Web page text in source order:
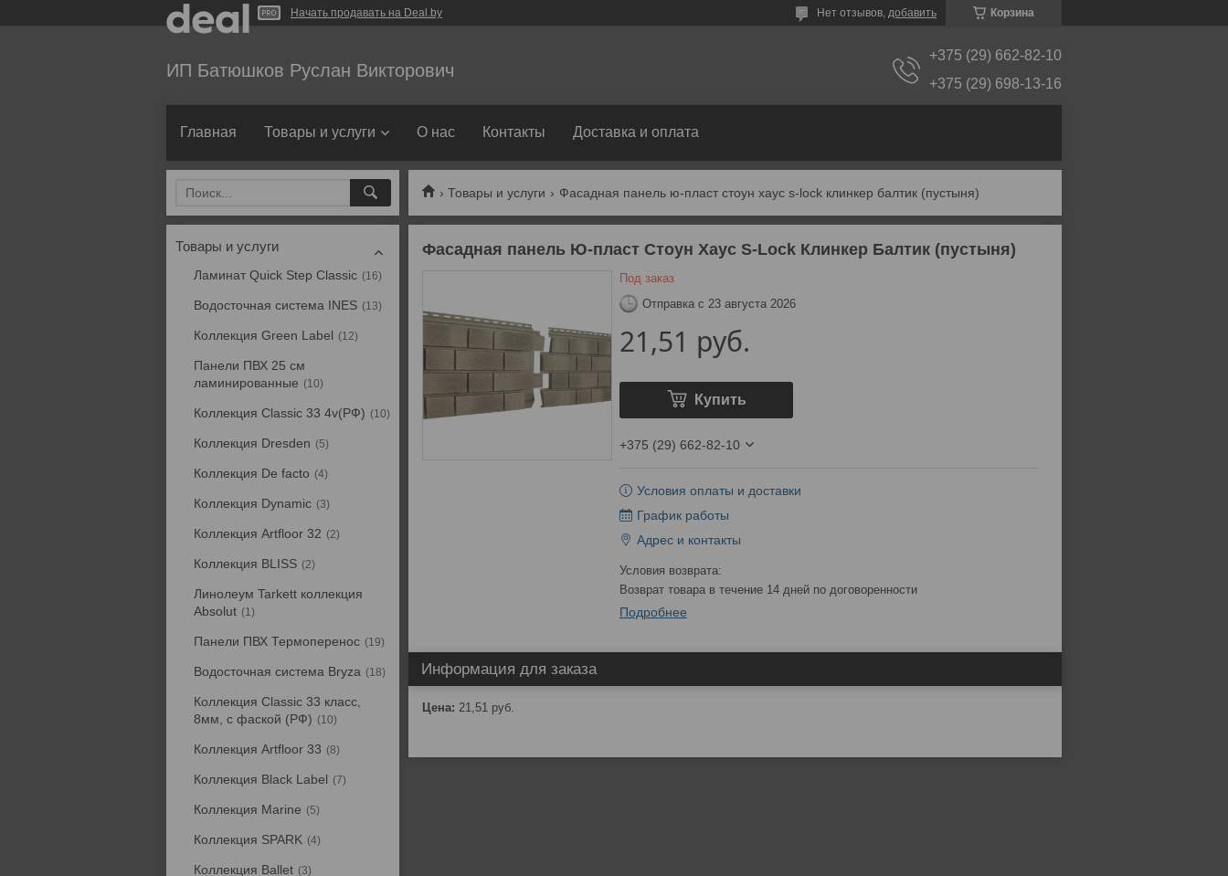
Начать продавать на Deal.by Корзина
Нет отзывов, добавить
ИП Батюшков Руслан Викторович
+375 (29) 662-82-10
+375 (29) 698-13-16
Главная Товары и услуги О нас Контакты Доставка и оплата
Товары и услуги Фасадная панель ю-пласт стоун хаус s-lock клинкер балтик (пустыня)
Фасадная панель Ю-пласт Стоун Хаус S-Lock Клинкер Балтик (пустыня)
Под заказ
Отправка с 23 августа 2026
21,51 руб.
Купить
+375 (29) 662-82-10
Условия оплаты и доставки
График работы
Адрес и контакты
возврат товара в течение 14 дней по договоренности
Подробнее
Информация для заказа
Цена: 21,51 руб.
Товары и услуги
Ламинат Quick Step Classic 16
Водосточная система INES 13
Коллекция Green Label 12
Панели ПВХ 25 см
ламинированные
10
Коллекция Classic 33 4v(РФ) 10
Коллекция Dresden 5
Коллекция De facto 4
Коллекция Dynamic 3
Коллекция Artfloor 32 2
Коллекция BLISS 2
Линолеум Tarkett коллекция
Absolut
1
Панели ПВХ Термоперенос 19
Водосточная система Bryza 18
Коллекция Classic 33 класс,
8мм, с фаской (РФ)
10
Коллекция Artfloor 33 8
Коллекция Black Label 7
Коллекция Marine 5
Коллекция SPARK 4
Коллекция Ballet 3